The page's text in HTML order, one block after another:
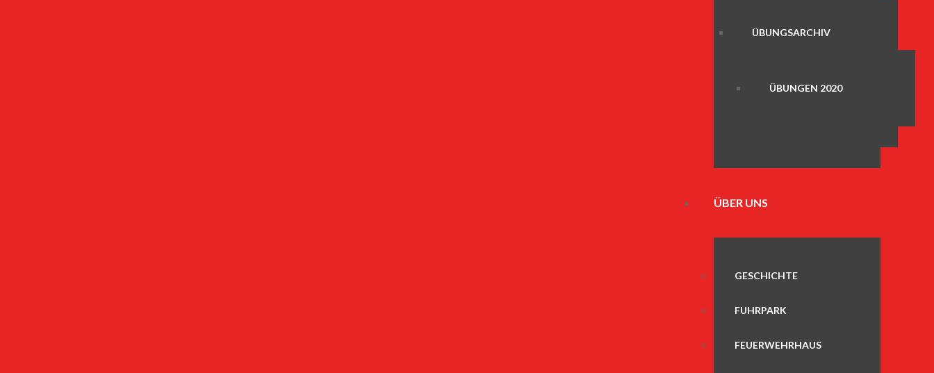
ÜBUNGSARCHIV
ÜBUNGEN 2020
ÜBER UNS
GESCHICHTE
FUHRPARK
FEUERWEHRHAUS